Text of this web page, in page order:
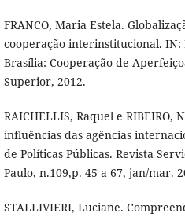
FRANCO, Maria Estela.
cooperação interinstitucional. IN:
Brasília: Cooperação de
Superior, 2012.
RAICHELLIS, Raquel e RIBEIRO,
influências das agências
de Políticas Públicas. Revista
Paulo, n.109,p. 45 a 67, jan/mar.
STALLIVIERI, Luciane.